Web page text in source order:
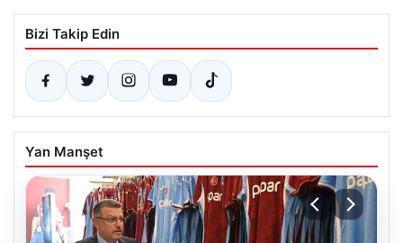
Bizi Takip Edin
Yan Manşet